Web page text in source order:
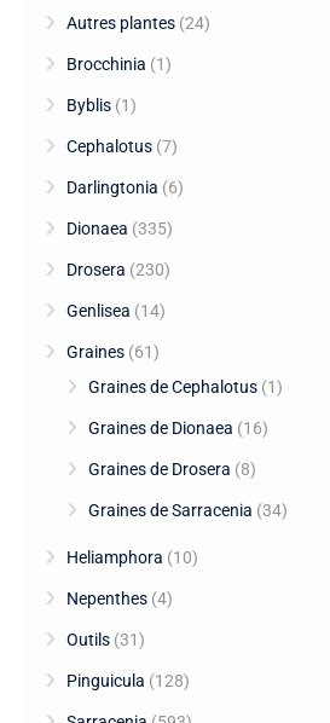
Autres plantes (24)
Brocchinia (1)
Byblis (1)
Cephalotus (7)
Darlingtonia (6)
Dionaea (335)
Drosera (230)
Genlisea (14)
Graines (61)
Graines de Cephalotus (1)
Graines de Dionaea (16)
Graines de Drosera (8)
Graines de Sarracenia (34)
Heliamphora (10)
Nepenthes (4)
Outils (31)
Pinguicula (128)